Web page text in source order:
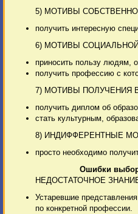
5) МОТИВЫ
получить интересную
6) МОТИВЫ
приносить пользу людям,
получить профессию с
7) МОТИВЫ ПОЛУЧЕНИЯ
получить диплом об
стать культурным,
8) ИНДИФФЕРЕНТНЫЕ
просто необходимо
Ошибки
НЕДОСТАТОЧНОЕ
Устаревшие
по конкретной профессии.